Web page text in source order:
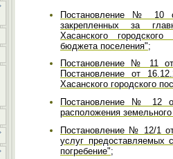
Постановление № 10
закрепленных за
Хасанского
бюджета поселения";
Постановление № 11
Постановление от
Хасанского городского
Постановление № 12
расположения
Постановление № 12/1
услуг предоставляемых
погребение";